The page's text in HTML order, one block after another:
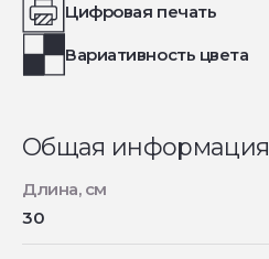
Цифровая печать
Вариативность цвета
Общая информация
Длина, см
30